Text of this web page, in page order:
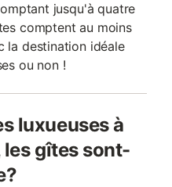
jusqu'à quatre
comptent au moins
la destination idéale
ou non !
luxueuses à
gîtes sont-